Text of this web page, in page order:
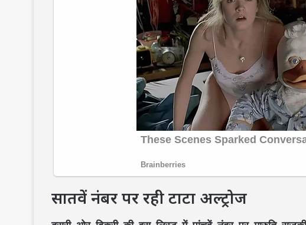
सातवें नंबर पर रही टाटा अल्ट्रोज